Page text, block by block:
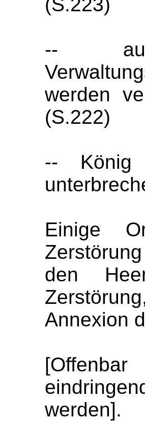
--
werden
(S.222)
-- König
Einige
den
Annexion
werden].